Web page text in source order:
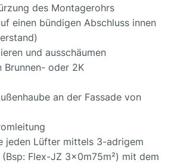
des Montagerohrs
einen bündigen Abschluss innen
und ausschäumen
oder 2K
an der Fassade von
Lüfter mittels 3-adrigem
Flex-JZ 3x0m75m²) mit dem